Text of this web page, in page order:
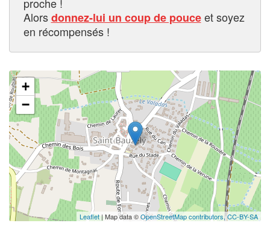
Alorsdonnez-lui un coup de pouceet soyez
en récompensés !
+
−
Leaflet| Map data ©OpenStreetMap contributors,CC-BY-SA